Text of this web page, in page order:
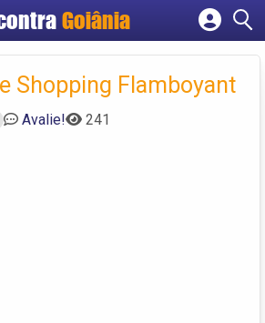
Goiânia
Cadastrar empresa
Criar conta
Shopping Flamboyant
Avalie! 241